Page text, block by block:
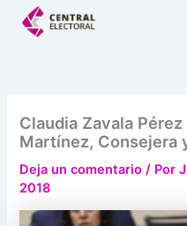
Claudia Zavala
Martínez, Consejera
Deja un comentario / Por
2018